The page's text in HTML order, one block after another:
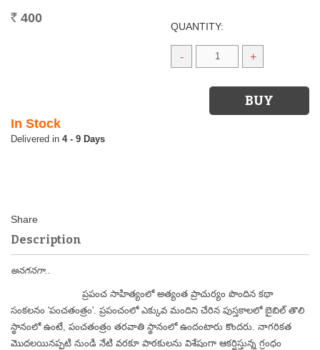
Rs. 400
QUANTITY:
- +
In Stock
4 - 9 Days
Description
అనగనగా..
ప్రపంచ సాహిత్యంలో అత్యంత ప్రాచుర్యం పొందిన కథా
సంకలనం 'పంచతంత్రం'. ప్రపంచంలో ఎక్కువ మందిని చేరిన పుస్తకాలలో బైబిల్ తొలి
స్థానంలో ఉంటే, పంచతంత్రం తరవాతి స్థానంలో ఉందంటారు కొందరు. నాగరికత
మొదలయినప్పటి నుండి నేటి వరకూ పాఠకులను విశేషంగా ఆకర్షిస్తున్న గ్రంధం